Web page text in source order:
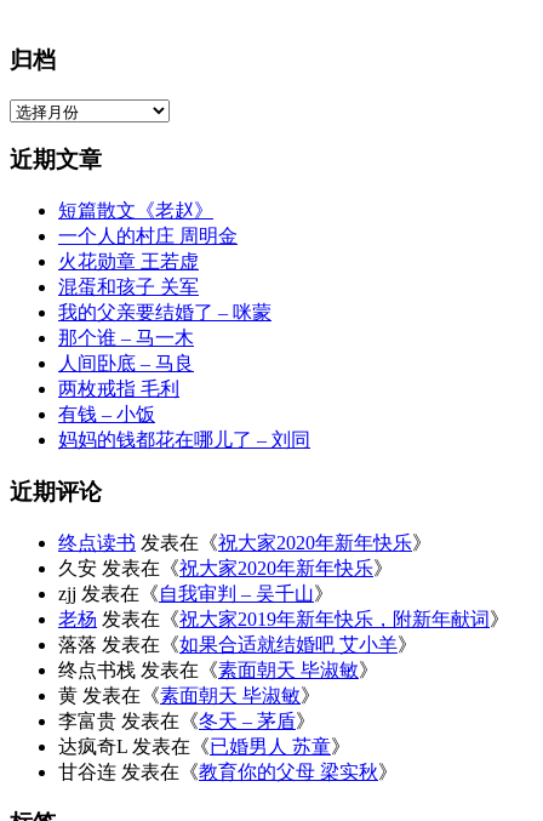
归档
归
近期文章
短篇散文《老赵》
一个人的村庄 周明金
火花勋章 王若虚
混蛋和孩子 关军
我的父亲要结婚了 – 咪蒙
那个谁 – 马一木
人间卧底 – 马良
两枚戒指 毛利
有钱 – 小饭
妈妈的钱都花在哪儿了 – 刘同
近期评论
终点读书 发表在《祝大家2020年新年快乐》
久安 发表在《祝大家2020年新年快乐》
zjj 发表在《自我审判 – 吴千山》
老杨 发表在《祝大家2019年新年快乐，附新年献词》
落落 发表在《如果合适就结婚吧 艾小羊》
终点书栈 发表在《素面朝天 毕淑敏》
黄 发表在《素面朝天 毕淑敏》
李富贵 发表在《冬天 – 茅盾》
达疯奇L 发表在《已婚男人 苏童》
甘谷连 发表在《教育你的父母 梁实秋》